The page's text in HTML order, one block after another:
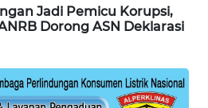
Jadi Pemicu Korupsi,
Dorong ASN Deklarasi